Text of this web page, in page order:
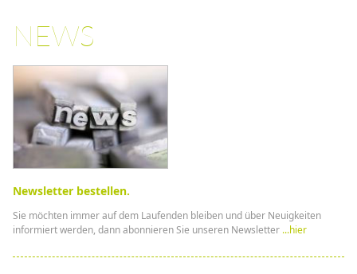
NEWS
Newsletter bestellen.
Sie möchten immer auf dem Laufenden bleiben und über Neuigkeiten
informiert werden, dann abonnieren Sie unseren Newsletter ...hier